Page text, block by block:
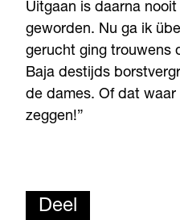
Uitgaan is daarna
geworden. Nu ga ik
gerucht ging trouwens
Baja destijds
de dames. Of dat
zeggen!”
Deel